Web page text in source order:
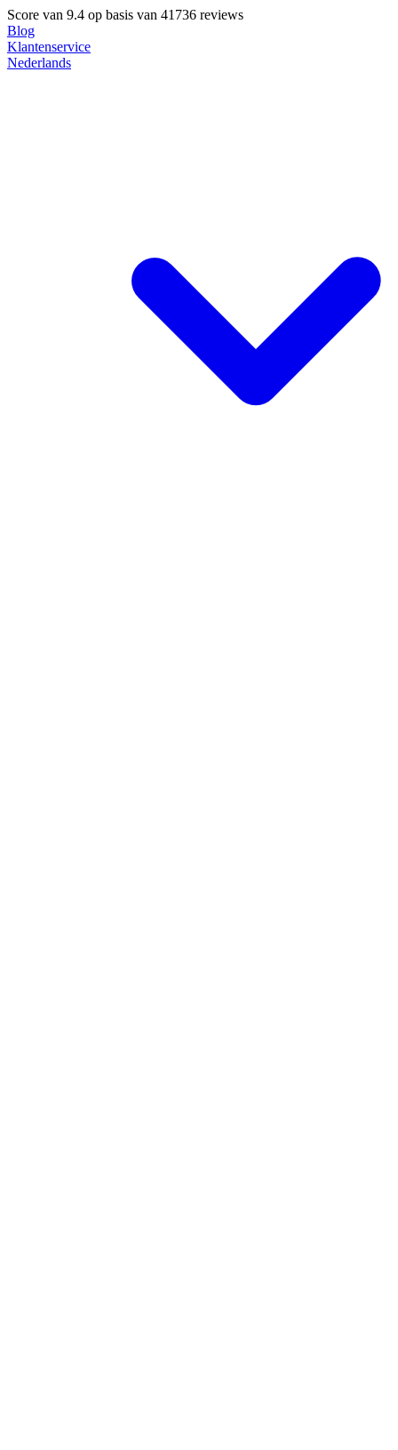
Score van 9.4 op basis van 41736 reviews
Blog
Klantenservice
Nederlands